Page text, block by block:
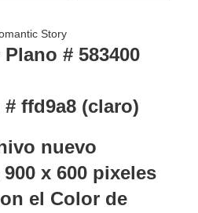
# 583400
ffd9a8 (claro)
nuevo
x 600 pixeles
el Color de